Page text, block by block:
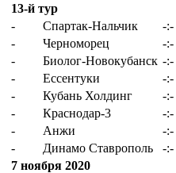
13-й тур
-
Спартак-Нальчик -:-
-
Черноморец -:-
-
Биолог-Новокубанск -:-
-
Ессентуки -:-
-
Кубань Холдинг -:-
-
Краснодар-3 -:-
-
Анжи -:-
-
Динамо Ставрополь -:-
7 ноября 2020